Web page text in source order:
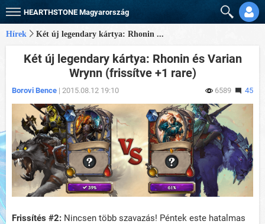
HEARTHSTONE Magyarország
Hírek Két új legendary kártya: Rhonin ...
Két új legendary kártya: Rhonin és Varian
Wrynn (frissítve +1 rare)
Borovi Bence | 2015.08.12 19:10 6589 45
Frissítés #2: Nincsen több szavazás! Péntek este hatalmas